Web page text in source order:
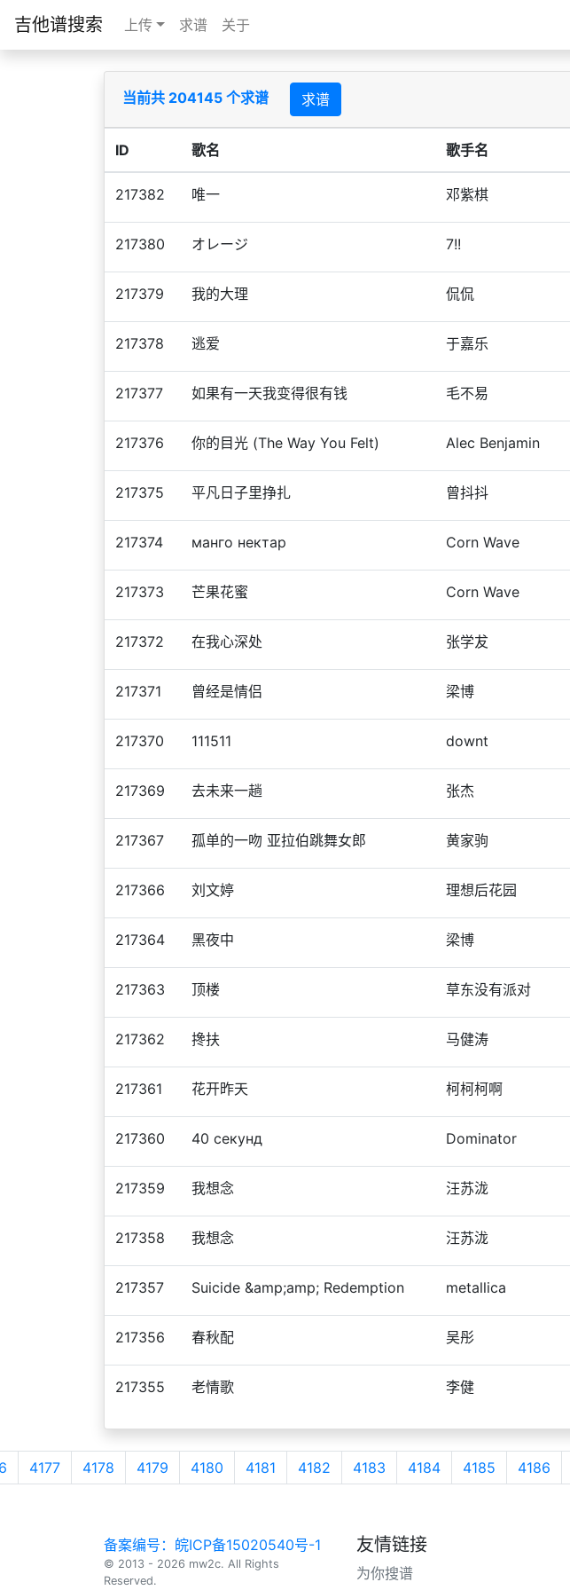
吉他谱搜索 上传 求谱 关于
当前共 204145 个求谱 求谱
ID 歌名 歌手名
217382 唯一 邓紫棋
217380 オレージ 7!!
217379 我的大理 侃侃
217378 逃爱 于嘉乐
217377 如果有一天我变得很有钱 毛不易
217376 你的目光 (The Way You Felt) Alec Benjamin
217375 平凡日子里挣扎 曾抖抖
217374 манго нектар Corn Wave
217373 芒果花蜜 Corn Wave
217372 在我心深处 张学犮
217371 曾经是情侣 梁博
217370 111511 downt
217369 去未来一趟 张杰
217367 孤单的一吻 亚拉伯跳舞女郎 黄家驹
217366 刘文婷 理想后花园
217364 黑夜中 梁博
217363 顶楼 草东没有派对
217362 搀扶 马健涛
217361 花开昨天 柯柯柯啊
217360 40 cекунд Dominator
217359 我想念 汪苏泷
217358 我想念 汪苏泷
217357 Suicide &amp;amp; Redemption metallica
217356 春秋配 吴彤
217355 老情歌 李健
4177 4178 4179 4180 4181 4182 4183 4184 4185 4186
备案编号：皖ICP备15020540号-1
© 2013 - 2026 mw2c. All Rights
Reserved.
友情链接
为你搜谱